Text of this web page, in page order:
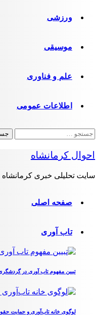
ورزشی
موسیقی
علم و فناوری
اطلاعات عمومی
جستجو
برای:
احوال کرمانشاه
سایت تحلیلی خبری کرمانشاه
صفحه اصلی
تاب آوری
تبیین مفهوم تاب آوری در
لوگوی خانه تاب‌آوری و حمایت